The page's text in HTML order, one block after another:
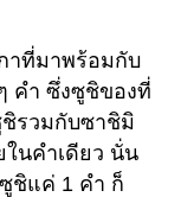
าที่มาพร้อมกับ
คำ ซึ่งซูชิของที่
รวมกับซาชิมิ
นคำเดียว นั่น
ชิแค่ 1 คำ ก็